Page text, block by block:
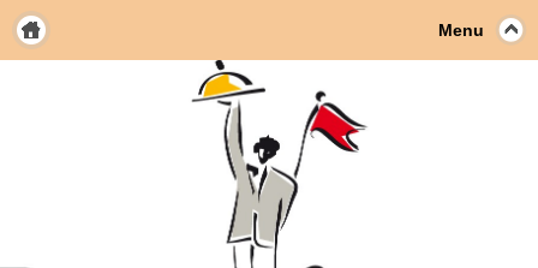
Menu